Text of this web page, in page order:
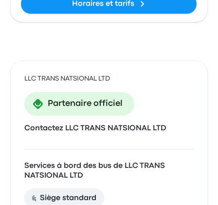
Horaires et tarifs
LLC TRANS NATSIONAL LTD
Partenaire officiel
Contactez LLC TRANS NATSIONAL LTD
Services à bord des bus de LLC TRANS
NATSIONAL LTD
Siège standard